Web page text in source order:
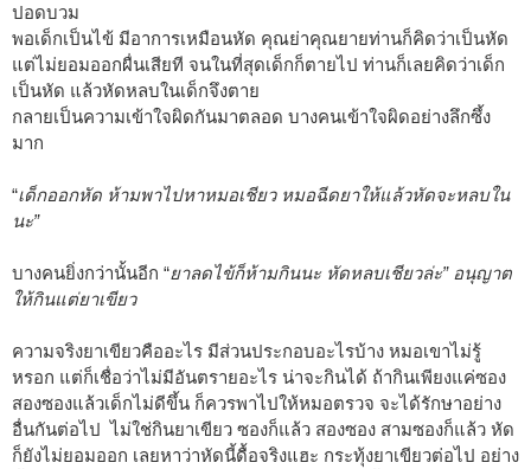
ปอดบวม
พอเด็กเป็นไข้ มีอาการเหมือนหัด คุณย่าคุณยายท่านก็คิดว่าเป็นหัด
แต่ไม่ยอมออกผื่นเสียที จนในที่สุดเด็กก็ตายไป ท่านก็เลยคิดว่าเด็ก
เป็นหัด แล้วหัดหลบในเด็กจึงตาย
กลายเป็นความเข้าใจผิดกันมาตลอด บางคนเข้าใจผิดอย่างลึกซึ้ง
มาก
“เด็กออกหัด ห้ามพาไปหาหมอเชียว หมอฉีดยาให้แล้วหัดจะหลบใน
นะ”
บางคนยิ่งกว่านั้นอีก “ยาลดไข้ก็ห้ามกินนะ หัดหลบเชียวล่ะ” อนุญาต
ให้กินแต่ยาเขียว
ความจริงยาเขียวคืออะไร มีส่วนประกอบอะไรบ้าง หมอเขาไม่รู้
หรอก แต่ก็เชื่อว่าไม่มีอันตรายอะไร น่าจะกินได้ ถ้ากินเพียงแค่ซอง
สองซองแล้วเด็กไม่ดีขึ้น ก็ควรพาไปให้หมอตรวจ จะได้รักษาอย่าง
อื่นกันต่อไป ไม่ใช่กินยาเขียว ซองก็แล้ว สองซอง สามซองก็แล้ว หัด
ก็ยังไม่ยอมออก เลยหาว่าหัดนี้ดื้อจริงแฮะ กระทุ้งยาเขียวต่อไป อย่าง